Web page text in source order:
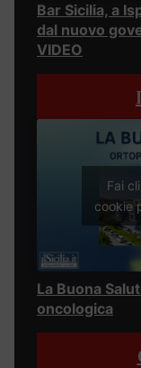
Bar Sicilia, a
dal nuovo
VIDEO
Fai
cookie
La Buona
oncologica